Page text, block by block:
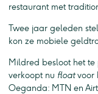
restaurant met
Twee jaar geleden
kon ze mobiele
Mildred besloot het
verkoopt nu floatvoor
Oeganda: MTN en